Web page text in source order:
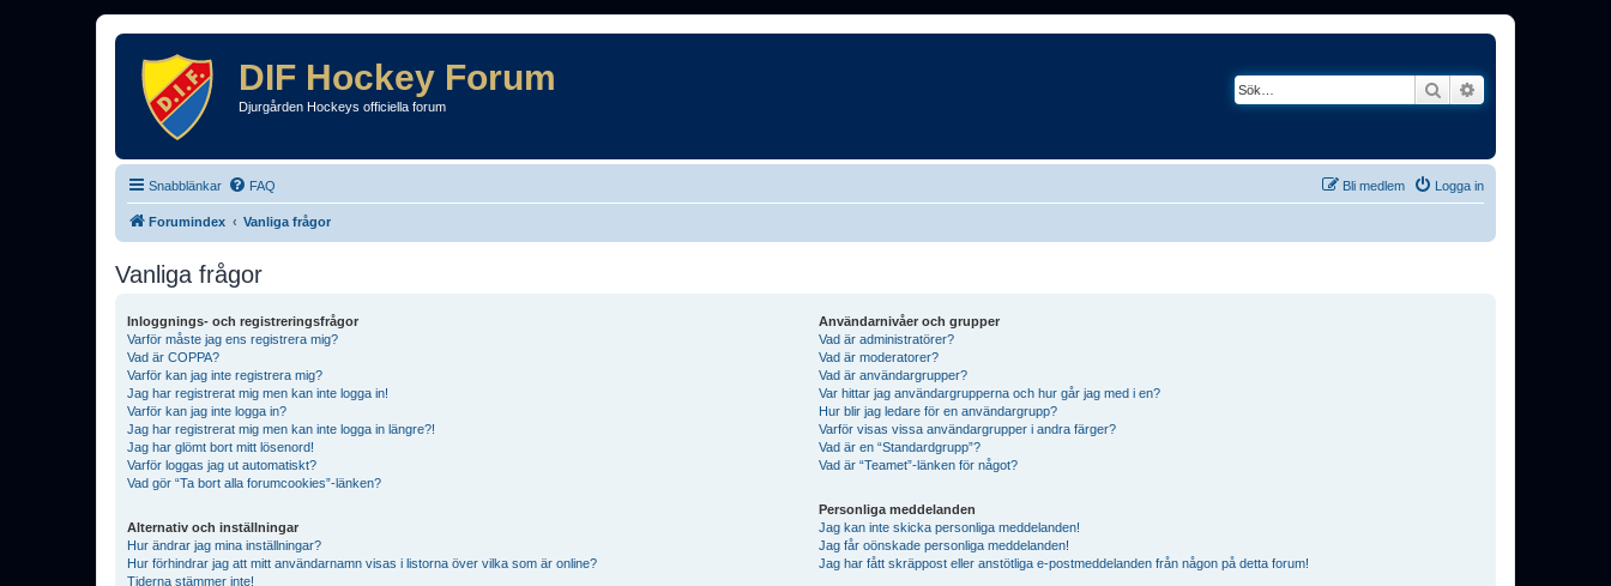
DIF Hockey Forum
Djurgården Hockeys officiella forum
Sök
Snabblänkar FAQ Logga in
Bli medlem
Forumindex Vanliga frågor
Vanliga frågor
Inloggnings- och registreringsfrågor
Varför måste jag ens registrera mig?
Vad är COPPA?
Varför kan jag inte registrera mig?
Jag har registrerat mig men kan inte logga in!
Varför kan jag inte logga in?
Jag har registrerat mig men kan inte logga in längre?!
Jag har glömt bort mitt lösenord!
Varför loggas jag ut automatiskt?
Vad gör “Ta bort alla forumcookies”-länken?
Alternativ och inställningar
Hur ändrar jag mina inställningar?
Hur förhindrar jag att mitt användarnamn visas i listorna över vilka som är online?
Tiderna stämmer inte!
Användarnivåer och grupper
Vad är administratörer?
Vad är moderatorer?
Vad är användargrupper?
Var hittar jag användargrupperna och hur går jag med i en?
Hur blir jag ledare för en användargrupp?
Varför visas vissa användargrupper i andra färger?
Vad är en “Standardgrupp”?
Vad är “Teamet”-länken för något?
Personliga meddelanden
Jag kan inte skicka personliga meddelanden!
Jag får oönskade personliga meddelanden!
Jag har fått skräppost eller anstötliga e-postmeddelanden från någon på detta forum!